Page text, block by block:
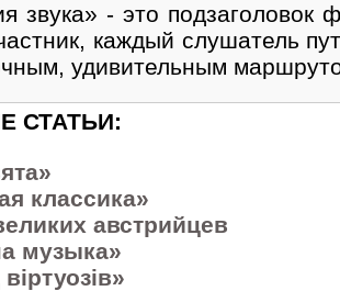
звука» - это подзаголовок
каждый слушатель
удивительным
СТАТЬИ:
классика»
австрийцев
музыка»